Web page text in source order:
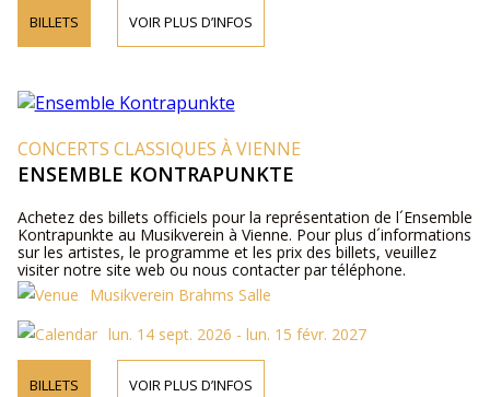
BILLETS VOIR PLUS D’INFOS
CONCERTS CLASSIQUES À VIENNE
ENSEMBLE KONTRAPUNKTE
Achetez des billets officiels pour la représentation de l´Ensemble
Kontrapunkte au Musikverein à Vienne. Pour plus d´informations
sur les artistes, le programme et les prix des billets, veuillez
visiter notre site web ou nous contacter par téléphone.
Musikverein Brahms Salle
lun. 14 sept. 2026 - lun. 15 févr. 2027
BILLETS VOIR PLUS D’INFOS